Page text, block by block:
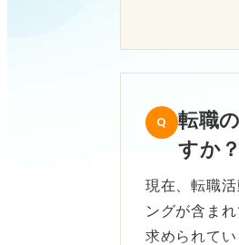
転職
すか？
現在、転職
ングが含ま
求められて